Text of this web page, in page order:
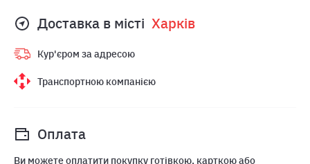
Доставка в місті Харкiв
Кур'єром за адресою
Транспортною компанією
Оплата
Ви можете оплатити покупку готівкою, карткою або